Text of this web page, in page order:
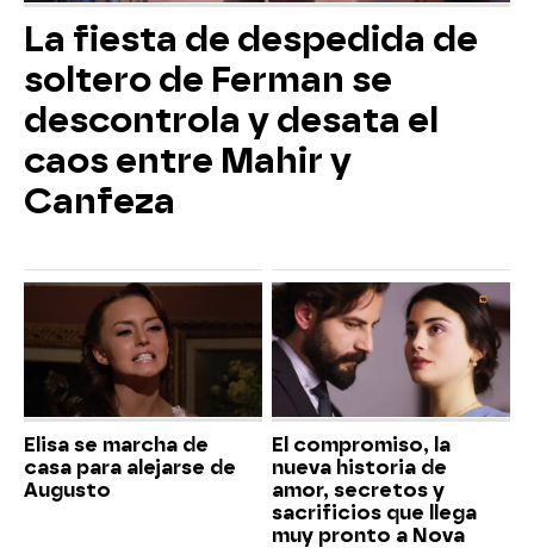
La fiesta de despedida de
soltero de Ferman se
descontrola y desata el
caos entre Mahir y
Canfeza
Elisa se marcha de
casa para alejarse de
Augusto
El compromiso, la
nueva historia de
amor, secretos y
sacrificios que llega
muy pronto a Nova